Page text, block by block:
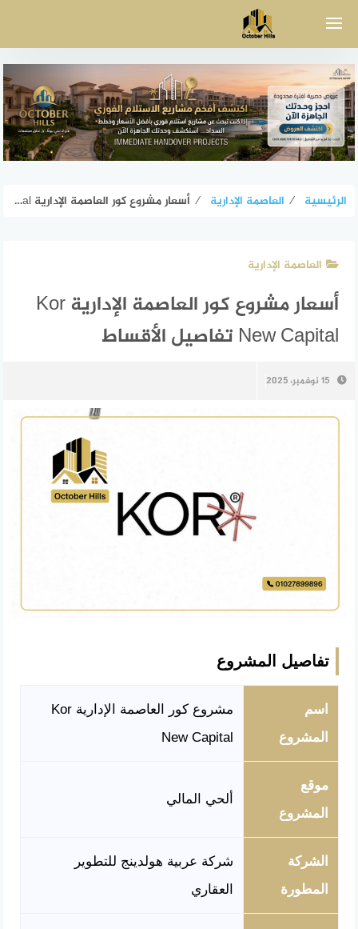
الرئيسية ⁄ العاصمة الإدارية ⁄ أسعار مشروع كور العاصمة الإدارية Kor New Capital تفاصيل الأقساط
العاصمة الإدارية
أسعار مشروع كور العاصمة الإدارية Kor
New Capital تفاصيل الأقساط
15 نوفمبر، 2025
تفاصيل المشروع
اسم
المشروع
مشروع كور العاصمة الإدارية Kor
New Capital
موقع
المشروع
ألحي المالي
الشركة
المطورة
شركة عربية هولدينج للتطوير
العقاري